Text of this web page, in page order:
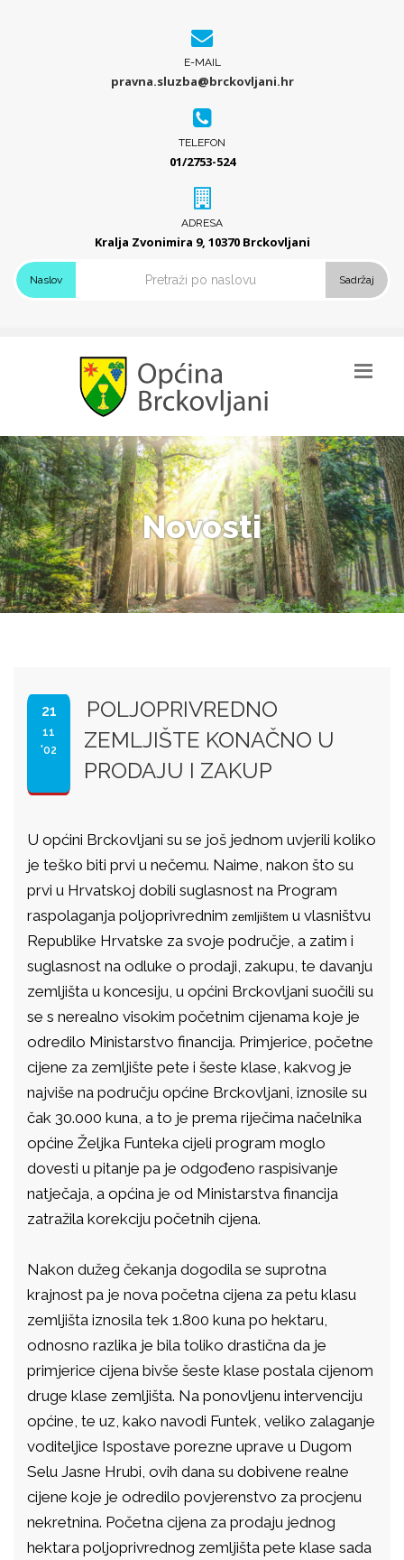
E-MAIL
pravna.sluzba@brckovljani.hr
TELEFON
01/2753-524
ADRESA
Kralja Zvonimira 9, 10370 Brckovljani
Naslov Sadržaj
Novosti
21
11
'02
POLJOPRIVREDNO
ZEMLJIŠTE KONAČNO U
PRODAJU I ZAKUP
U općini Brckovljani su se još jednom uvjerili koliko
je teško biti prvi u nečemu. Naime, nakon što su
prvi u Hrvatskoj dobili suglasnost na Program
raspolaganja poljoprivrednim zemljištem u vlasništvu
Republike Hrvatske za svoje područje, a zatim i
suglasnost na odluke o prodaji, zakupu, te davanju
zemljišta u koncesiju, u općini Brckovljani suočili su
se s nerealno visokim početnim cijenama koje je
odredilo Ministarstvo financija. Primjerice, početne
cijene za zemljište pete i šeste klase, kakvog je
najviše na području općine Brckovljani, iznosile su
čak 30.000 kuna, a to je prema riječima načelnika
općine Željka Funteka cijeli program moglo
dovesti u pitanje pa je odgođeno raspisivanje
natječaja, a općina je od Ministarstva financija
zatražila korekciju početnih cijena.
Nakon dužeg čekanja dogodila se suprotna
krajnost pa je nova početna cijena za petu klasu
zemljišta iznosila tek 1.800 kuna po hektaru,
odnosno razlika je bila toliko drastična da je
primjerice cijena bivše šeste klase postala cijenom
druge klase zemljišta. Na ponovljenu intervenciju
općine, te uz, kako navodi Funtek, veliko zalaganje
voditeljice Ispostave porezne uprave u Dugom
Selu Jasne Hrubi, ovih dana su dobivene realne
cijene koje je odredilo povjerenstvo za procjenu
nekretnina. Početna cijena za prodaju jednog
hektara poljoprivrednog zemljišta pete klase sada